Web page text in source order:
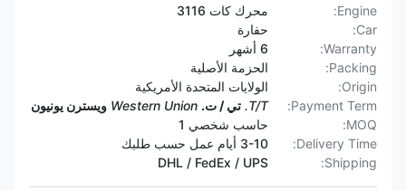
Engine:
محرك كات 3116
Car:
حفارة
Warranty:
6 أشهر
Packing:
الحزمة الأصلية
Origin:
الولايات المتحدة الأمريكية
Payment Term:
T/T. تي / ت. Western Union ويسترن يونيون
MOQ:
حاسب شخصي 1
Delivery Time:
3-10 أيام عمل حسب طلبك
Shipping:
DHL / FedEx / UPS